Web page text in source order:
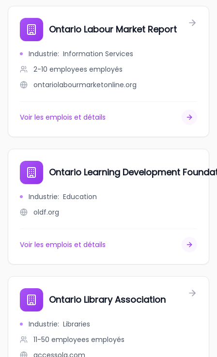
Ontario Labour Market Report
Industrie: Information Services
2-10 employees employés
ontariolabourmarketonline.org
Voir les emplois et détails
Ontario Learning Development
Industrie: Education
oldf.org
Voir les emplois et détails
Ontario Library Association
Industrie: Libraries
11-50 employees employés
accessola.com